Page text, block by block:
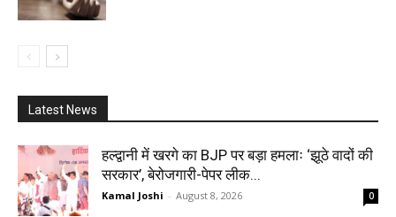
Latest News
हल्द्वानी में खरगे का BJP पर बड़ा हमलाः ‘झूठे वादों की
सरकार’, बेरोजगारी-पेपर लीक...
Kamal Joshi - August 8, 2026 0